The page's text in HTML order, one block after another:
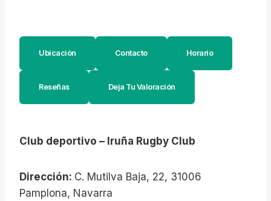
Ubicación Contacto Horario
Reseñas Deja Tu Valoración
Club deportivo – Iruña Rugby Club
Dirección: C. Mutilva Baja, 22, 31006
Pamplona, Navarra